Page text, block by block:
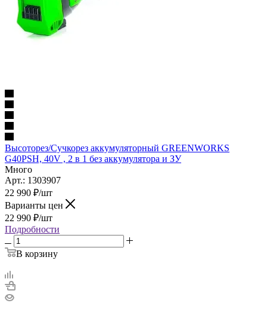
Высоторез/Сучкорез аккумуляторный GREENWORKS
G40PSH, 40V , 2 в 1 без аккумулятора и ЗУ
Много
Арт.: 1303907
22 990 ₽/шт
Варианты цен
22 990 ₽/шт
Подробности
В корзину